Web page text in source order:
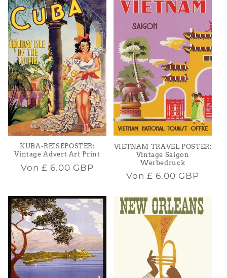
KUBA-REISEPOSTER:
Vintage Advert Art Print
Normaler
Von £ 6.00 GBP
VIETNAM TRAVEL POSTER:
Vintage Saigon
Werbedruck
Normaler
Von £ 6.00 GBP